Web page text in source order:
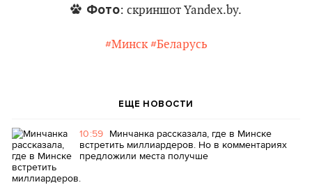
Фото: скриншот Yandex.by.
#Минск #Беларусь
ЕЩЕ НОВОСТИ
10:59 Минчанка рассказала, где в Минске
встретить миллиардеров. Но в комментариях
предложили места получше